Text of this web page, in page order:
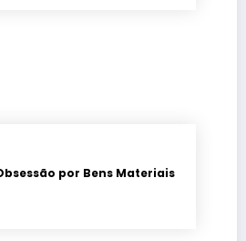
por Bens Materiais